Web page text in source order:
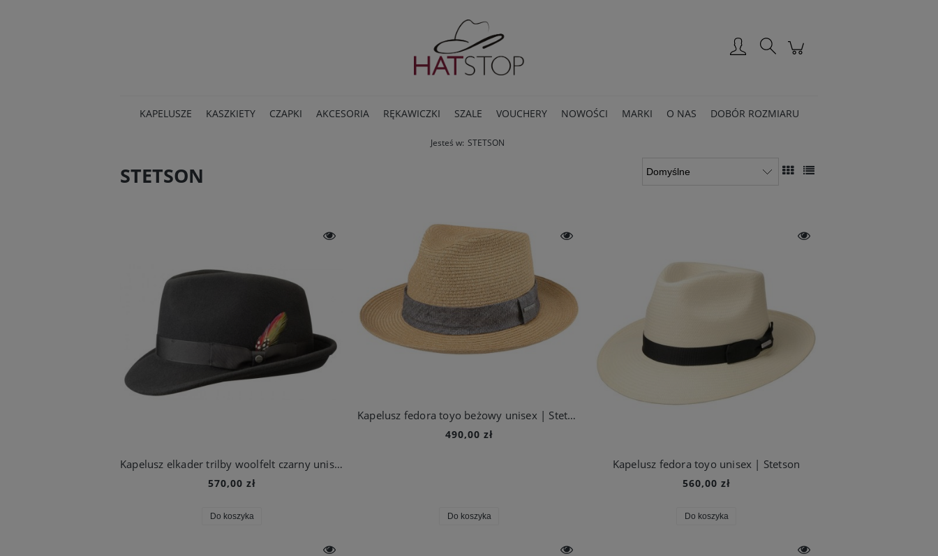
KAPELUSZE KASZKIETY CZAPKI AKCESORIA RĘKAWICZKI SZALE VOUCHERY NOWOŚCI MARKI O NAS DOBÓR ROZMIARU
Jesteś w: STETSON
STETSON
Kapelusz elkader trilby woolfelt czarny unisex | Stetson
570,00 zł
Do koszyka
Kapelusz fedora toyo beżowy unisex | Stetson
490,00 zł
Do koszyka
Kapelusz fedora toyo unisex | Stetson
560,00 zł
Do koszyka